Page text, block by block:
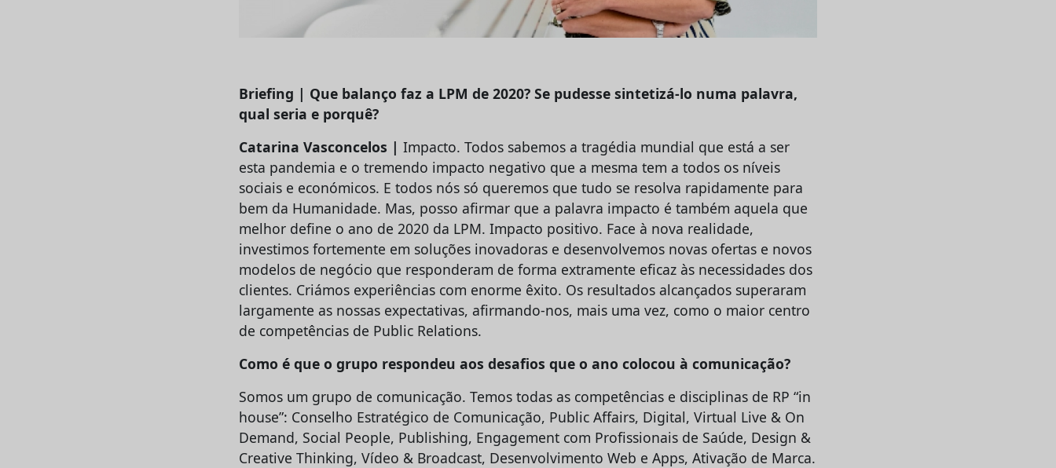
Briefing | Que balanço faz a LPM de 2020? Se pudesse sintetizá-lo numa palavra,
qual seria e porquê?
Catarina Vasconcelos | Impacto. Todos sabemos a tragédia mundial que está a ser
esta pandemia e o tremendo impacto negativo que a mesma tem a todos os níveis
sociais e económicos. E todos nós só queremos que tudo se resolva rapidamente para
bem da Humanidade. Mas, posso afirmar que a palavra impacto é também aquela que
melhor define o ano de 2020 da LPM. Impacto positivo. Face à nova realidade,
investimos fortemente em soluções inovadoras e desenvolvemos novas ofertas e novos
modelos de negócio que responderam de forma extramente eficaz às necessidades dos
clientes. Criámos experiências com enorme êxito. Os resultados alcançados superaram
largamente as nossas expectativas, afirmando-nos, mais uma vez, como o maior centro
de competências de Public Relations.
Como é que o grupo respondeu aos desafios que o ano colocou à comunicação?
Somos um grupo de comunicação. Temos todas as competências e disciplinas de RP “in
house”: Conselho Estratégico de Comunicação, Public Affairs, Digital, Virtual Live & On
Demand, Social People, Publishing, Engagement com Profissionais de Saúde, Design &
Creative Thinking, Vídeo & Broadcast, Desenvolvimento Web e Apps, Ativação de Marca.